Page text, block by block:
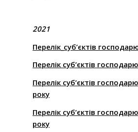
2021
Перелік_суб’єктів
Перелік суб’єктів
Перелік суб’єктів
року
Перелік суб’єктів
року